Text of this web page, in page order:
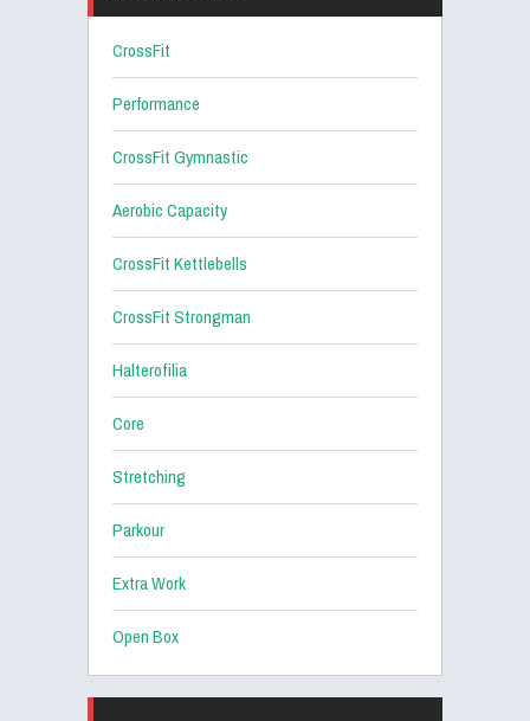
CrossFit
Performance
CrossFit Gymnastic
Aerobic Capacity
CrossFit Kettlebells
CrossFit Strongman
Halterofilia
Core
Stretching
Parkour
Extra Work
Open Box